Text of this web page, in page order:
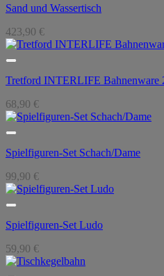
Sand und Wassertisch
423,90 €
Tretford INTERLIFE Bahnenware
68,90 €
Spielfiguren-Set Schach/Dame
99,90 €
Spielfiguren-Set Ludo
59,90 €